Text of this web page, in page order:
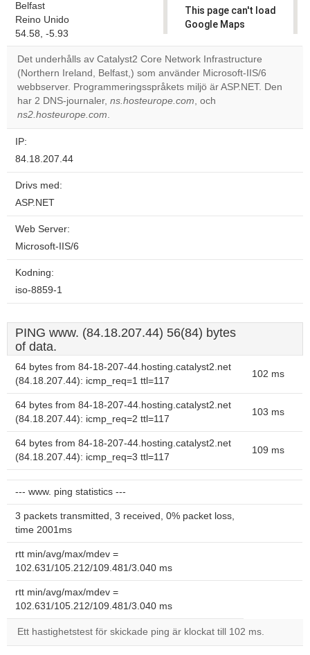
Belfast
Reino Unido
54.58, -5.93
This page can't load
Google Maps
Do you
website?
OK
Det underhålls av Catalyst2 Core Network Infrastructure
(Northern Ireland, Belfast,) som använder Microsoft-IIS/6
webbserver. Programmeringsspråkets miljö är ASP.NET. Den
har 2 DNS-journaler, ns.hosteurope.com, och
ns2.hosteurope.com.
IP:
84.18.207.44
Drivs med:
ASP.NET
Web Server:
Microsoft-IIS/6
Kodning:
iso-8859-1
PING www. (84.18.207.44) 56(84) bytes
of data.
64 bytes from 84-18-207-44.hosting.catalyst2.net
(84.18.207.44): icmp_req=1 ttl=117
102 ms
64 bytes from 84-18-207-44.hosting.catalyst2.net
(84.18.207.44): icmp_req=2 ttl=117
103 ms
64 bytes from 84-18-207-44.hosting.catalyst2.net
(84.18.207.44): icmp_req=3 ttl=117
109 ms
--- www. ping statistics ---
3 packets transmitted, 3 received, 0% packet loss,
time 2001ms
rtt min/avg/max/mdev =
102.631/105.212/109.481/3.040 ms
rtt min/avg/max/mdev =
102.631/105.212/109.481/3.040 ms
Ett hastighetstest för skickade ping är klockat till 102 ms.